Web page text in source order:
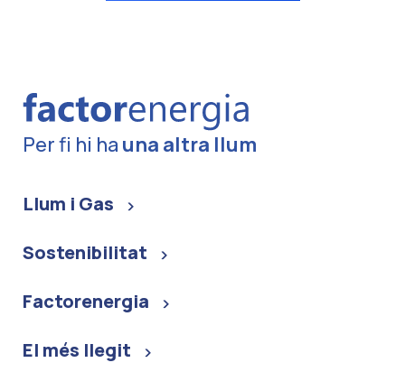
Per fi hi ha una altra llum
Llum i Gas
Sostenibilitat
Factorenergia
El més llegit